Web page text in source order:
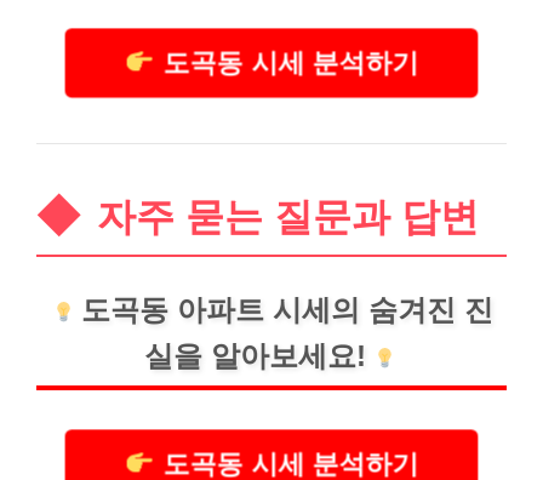
도곡동 시세 분석하기
자주 묻는 질문과 답변
도곡동 아파트 시세의 숨겨진 진
실을 알아보세요!
도곡동 시세 분석하기